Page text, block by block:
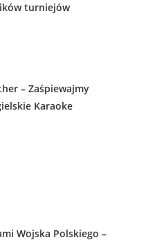
turniejów
– Zaśpiewajmy
Karaoke
Wojska Polskiego –